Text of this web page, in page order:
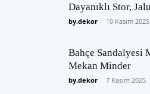
Dayanıklı Stor,
by.dekor - 10 Kasım 2025
Bahçe Sandalyesi
Mekan Minder
by.dekor - 7 Kasım 2025